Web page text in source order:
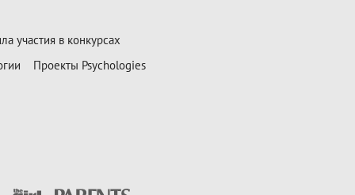
участия в конкурсах
Проекты Psychologies